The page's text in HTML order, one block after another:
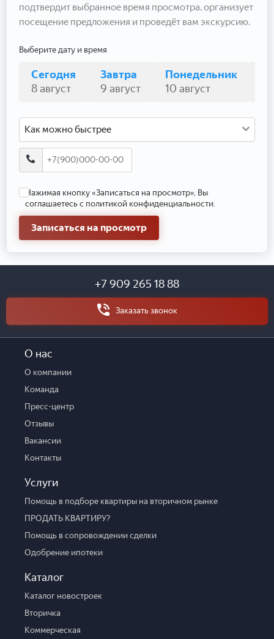
подтвердит выбранное время просмотра, организует
посещение предложения и проведёт вам экскурсию.
Выберите дату и время
Сегодня
8 август
Завтра
9 август
Понедельник
10 август
Как можно быстрее
Нажимая кнопку «Записаться на просмотр», Вы
соглашаетесь с политикой конфиденциальности.
Записаться на просмотр
+7 909 265 18 88
Заказать звонок
О нас
О компании
Команда
Пресс-центр
Отзывы
Вакансии
Контакты
Услуги
Помощь в подборе квартиры на вторичном рынке
ПРОДАТЬ КВАРТИРУ?
Помощь в сопровождении сделки
Одобрение ипотеки
Каталог
Каталог новостроек
Вторичка
Коммерческая